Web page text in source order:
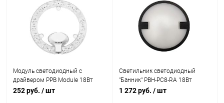
Модуль светодиодный с
драйвером PPB Module 18Вт
4000К D155мм IP20 крепление
252 руб. / шт
Светильник светодиодный
"Банник" PBH-PC8-RA 18Вт
4000К IP65 ЖКХ ДБП
1 272 руб. / шт